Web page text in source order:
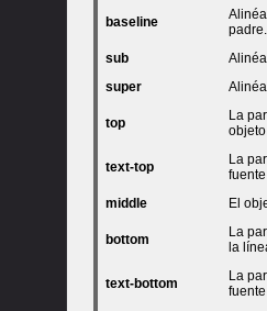
baseline
padre.
sub
super
top
La
text-top
La
middle
El
bottom
La
la
text-bottom
La